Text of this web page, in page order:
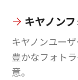
キヤノン
キヤノンユー
豊かなフォト
意。